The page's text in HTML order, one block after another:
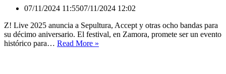
07/11/2024 11:5507/11/2024 12:02
Z! Live 2025 anuncia a Sepultura, Accept y otras ocho bandas para
su décimo aniversario. El festival, en Zamora, promete ser un evento
histórico para… Read More »